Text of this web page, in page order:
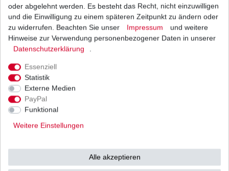
UVP 85,66 € 69,93 € *
1 Stück | 69,93 € / Stück
inkl. ges. MwSt. zzgl.
Regler Lichtmaschine Yamaha XT 600 3TB 3UW
3AJ 1VJ DJ02 1986-2003 oK
oder abgelehnt werden. Es besteht das Recht, nicht einzuwilligen
und die Einwilligung zu einem späteren Zeitpunkt zu ändern oder
zu widerrufen. Beachten Sie unser
Impressum
und weitere
Hinweise zur Verwendung personenbezogener Daten in unserer
Daten­schutz­erklärung
.
Essenziell
Statistik
Externe Medien
PayPal
Funktional
Weitere Einstellungen
Alle akzeptieren